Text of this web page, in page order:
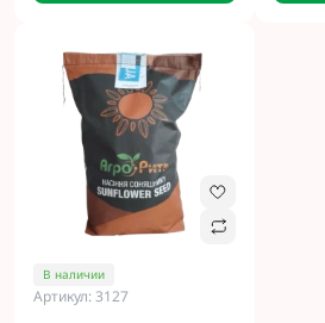
В наличии
Артикул: 3127